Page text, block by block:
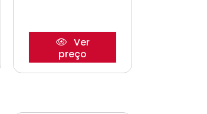
Ver
preço